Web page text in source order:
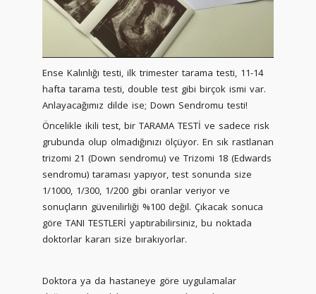
Ense Kalınlığı testi, ilk trimester tarama testi, 11-14
hafta tarama testi, double test gibi birçok ismi var.
Anlayacağımız dilde ise; Down Sendromu testi!
Öncelikle ikili test, bir TARAMA TESTİ ve sadece risk
grubunda olup olmadığınızı ölçüyor. En sık rastlanan
trizomi 21 (Down sendromu) ve Trizomi 18 (Edwards
sendromu) taraması yapıyor, test sonunda size
1/1000, 1/300, 1/200 gibi oranlar veriyor ve
sonuçların güvenilirliği %100 değil. Çıkacak sonuca
göre TANI TESTLERİ yaptırabilirsiniz, bu noktada
doktorlar kararı size bırakıyorlar.
Doktora ya da hastaneye göre uygulamalar